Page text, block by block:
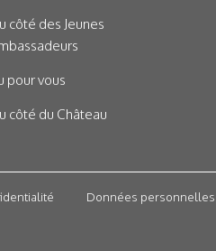
côté des Jeunes
pour vous
côté du Château
Données personnelles